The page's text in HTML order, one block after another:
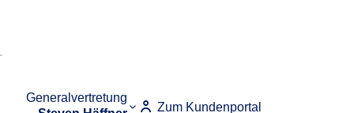
Generalvertretung
Zum Kundenportal